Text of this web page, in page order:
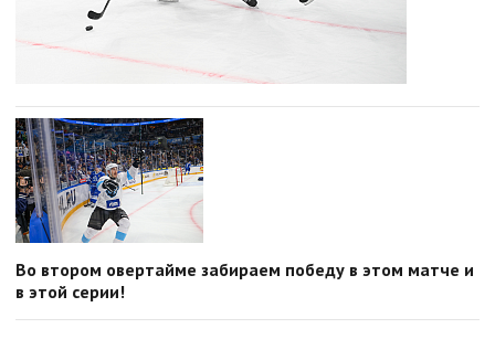
Во втором овертайме забираем победу в этом матче и
в этой серии!